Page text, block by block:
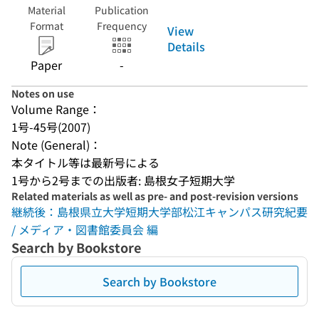
Material
Format
Paper
Publication
Frequency
-
View
Details
Notes on use
Volume Range：
1号-45号(2007)
Note (General)：
本タイトル等は最新号による
1号から2号までの出版者: 島根女子短期大学
Related materials as well as pre- and post-revision versions
継続後：島根県立大学短期大学部松江キャンパス研究紀要
/ メディア・図書館委員会 編
Search by Bookstore
Search by Bookstore